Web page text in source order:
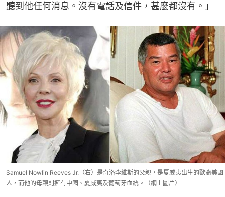
聽到他任何消息。沒有電話及信件，甚麼都沒有。」
Samuel Nowlin Reeves Jr.（右）是奇洛李維斯的父親，是夏威夷出生的歐裔美國
人，而他的母親則擁有中國、夏威夷及葡萄牙血統。（網上圖片）